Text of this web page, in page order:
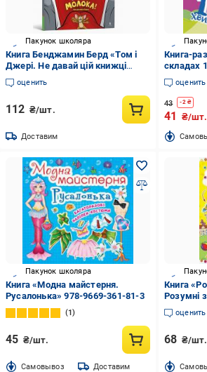
Пакунок школяра
Книга Бенджамин Берд «Том і
Джері. Не давай цій книжці
молока!» 978-617-523-119-7
оценить
112 ₴/шт.
Доставим
Книга-
складах
оценить
43 -2₴
41 ₴/шт.
Пакунок школяра
Книга «Модна майстерня.
Русалонька» 978-9669-361-81-3
1
45 ₴/шт.
Cамовывоз Доставим
Книга
Розумнi
тварини»
оценить
68 ₴/шт.